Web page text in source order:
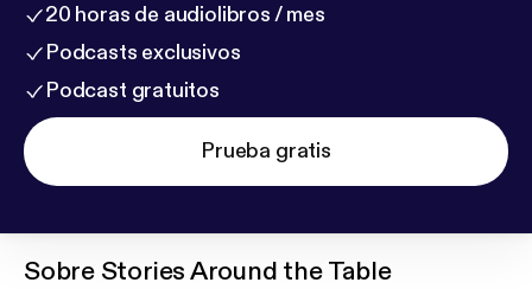
20 horas de audiolibros / mes
Podcasts exclusivos
Podcast gratuitos
Prueba gratis
Sobre Stories Around the Table